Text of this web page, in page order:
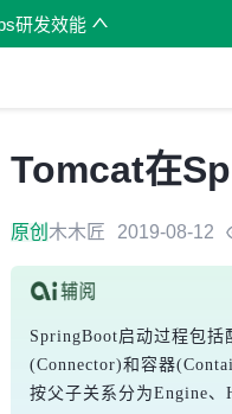
研发效能
Tomcat在
原创 木木匠 2019-08-12
SpringBoot启动过程包括
(Connector)和容器
按父子关系分为Engine、